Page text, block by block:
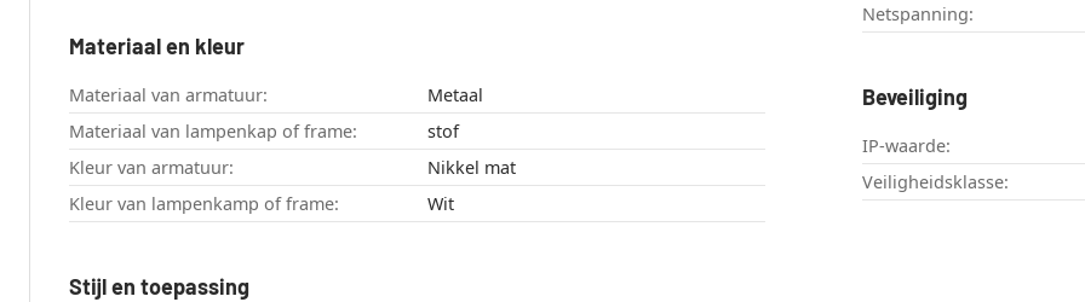
Materiaal en kleur
Materiaal van armatuur:
Metaal
Materiaal van lampenkap of frame:
stof
Kleur van armatuur:
Nikkel mat
Kleur van lampenkamp of frame:
Wit
Stijl en toepassing
Netspanning:
Beveiliging
IP-waarde:
Veiligheidsklasse: